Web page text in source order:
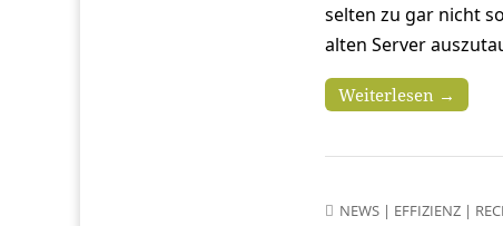
selten zu gar nicht
alten Server
Weiterlesen →
NEWS| EFFIZIENZ|